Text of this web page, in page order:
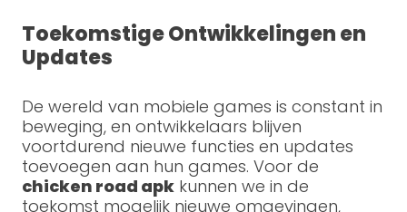
Toekomstige Ontwikkelingen en
Updates
De wereld van mobiele games is constant in
beweging, en ontwikkelaars blijven
voortdurend nieuwe functies en updates
toevoegen aan hun games. Voor de
chicken road apkkunnen we in de
toekomst mogelijk nieuwe omgevingen,